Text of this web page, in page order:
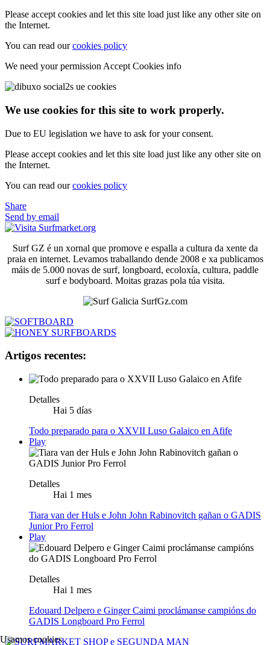
Please accept cookies and let this site load just like any other site on
the Internet.
You can read ourcookies policy
We need your permission Accept Cookies info
We use cookies for this site to work properly.
Due to EU legislation we have to ask for your consent.
Please accept cookies and let this site load just like any other site on
the Internet.
You can read ourcookies policy
Share
Send by email
Surf GZ é un xornal que promove e espalla a cultura da xente da
praia en internet. Levamos traballando dende 2008 e xa publicamos
máis de 5.000 novas de surf, longboard, ecoloxía, cultura, paddle
surf e bodyboard. Moitas grazas pola túa visita.
Artigos recentes:
Detalles
Hai 5 días
Todo preparado para o XXVII Luso Galaico en Afife
Play
Detalles
Hai 1 mes
Tiara van der Huls e John John Rabinovitch gañan o GADIS
Junior Pro Ferrol
Play
Detalles
Hai 1 mes
Edouard Delpero e Ginger Caimi proclámanse campións do
GADIS Longboard Pro Ferrol
Usamos cookies